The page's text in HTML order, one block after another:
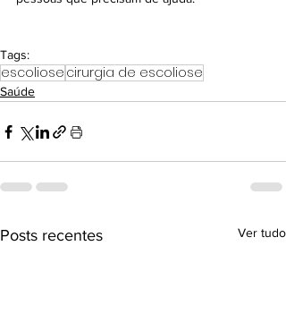
Tags:
escoliose cirurgia de escoliose
Saúde
Posts recentes Ver tudo